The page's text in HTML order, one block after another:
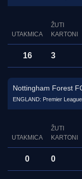
UTAKMICA
ŽUTI
KARTONI
16 3
Nottingham Forest
ENGLAND: Premier
UTAKMICA
ŽUTI
KARTONI
0 0